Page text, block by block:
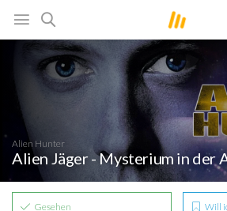
Alien Hunter
Alien Jäger - Mysterium in der
Gesehen Will